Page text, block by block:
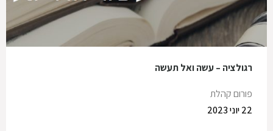
רגולציה – עשה ואל תעשה
פורום קהלת
22 יוני 2023